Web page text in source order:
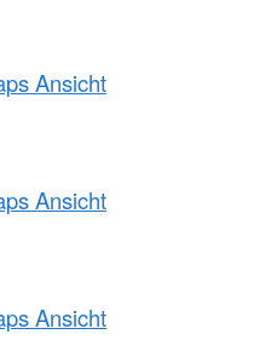
Ansicht
Ansicht
Ansicht